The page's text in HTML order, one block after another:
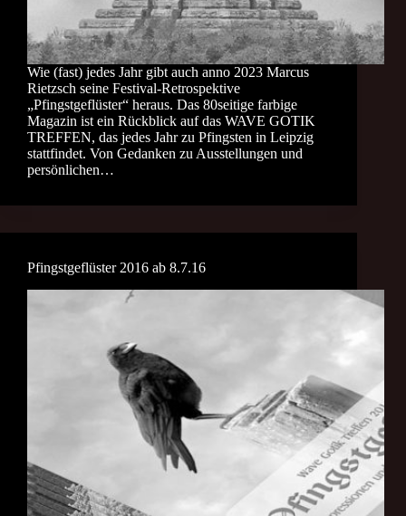
Wie (fast) jedes Jahr gibt auch anno 2023 Marcus
Rietzsch seine Festival-Retrospektive
„Pfingstgeflüster“ heraus. Das 80seitige farbige
Magazin ist ein Rückblick auf das WAVE GOTIK
TREFFEN, das jedes Jahr zu Pfingsten in Leipzig
stattfindet. Von Gedanken zu Ausstellungen und
persönlichen…
Pfingstgeflüster 2016 ab 8.7.16